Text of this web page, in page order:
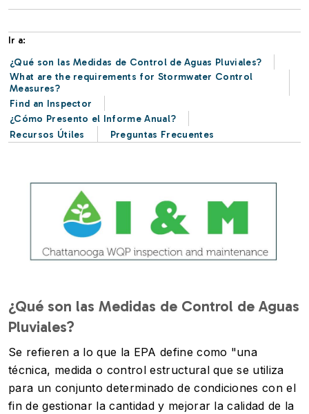
Ir a:
¿Qué son las Medidas de Control de Aguas Pluviales?
What are the requirements for Stormwater Control
Measures?
Find an Inspector
¿Cómo Presento el Informe Anual?
Recursos Útiles
Preguntas Frecuentes
¿Qué son las Medidas de Control de Aguas
Pluviales?
Se refieren a lo que la EPA define como "una
técnica, medida o control estructural que se utiliza
para un conjunto determinado de condiciones con el
fin de gestionar la cantidad y mejorar la calidad de la